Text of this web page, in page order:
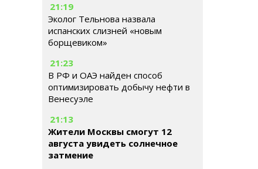
21:19
Эколог Тельнова назвала
испанских слизней «новым
борщевиком»
21:23
В РФ и ОАЭ найден способ
оптимизировать добычу нефти в
Венесуэле
21:13
Жители Москвы смогут 12
августа увидеть солнечное
затмение